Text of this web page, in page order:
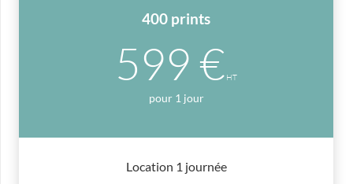
400 prints
599 € HT
pour 1 jour
Location 1 journée